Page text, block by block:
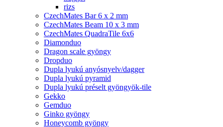
rizs
CzechMates Bar 6 x 2 mm
CzechMates Beam 10 x 3 mm
CzechMates QuadraTile 6x6
Diamonduo
Dragon scale gyöngy
Dropduo
Dupla lyukú anyósnyelv/dagger
Dupla lyukú pyramid
Dupla lyukú préselt gyöngyök-tile
Gekko
Gemduo
Ginko gyöngy
Honeycomb gyöngy